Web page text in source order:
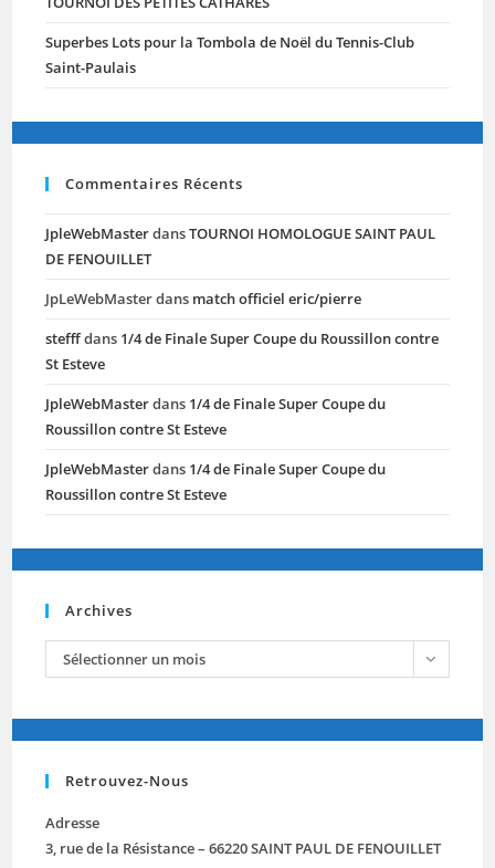
Superbes Lots pour la Tombola de Noël du Tennis-Club
Saint-Paulais
Commentaires Récents
JpleWebMasterdansTOURNOI HOMOLOGUE SAINT PAUL
DE FENOUILLET
JpLeWebMasterdans match officiel eric/pierre
stefffdans 1/4 de Finale Super Coupe du Roussillon contre
St Esteve
JpleWebMasterdans 1/4 de Finale Super Coupe du
Roussillon contre St Esteve
JpleWebMasterdans 1/4 de Finale Super Coupe du
Roussillon contre St Esteve
Archives
archives
Sélectionner un mois
Retrouvez-Nous
Adresse
3, rue de la Résistance – 66220 SAINT PAUL DE FENOUILLET